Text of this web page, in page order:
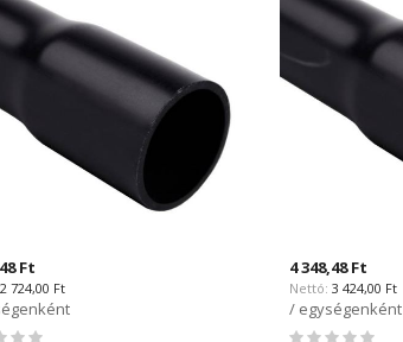
Ft
2 724,00 Ft
4 348,48 Ft
3 424,00 Ft
/ egységenként
Rating: